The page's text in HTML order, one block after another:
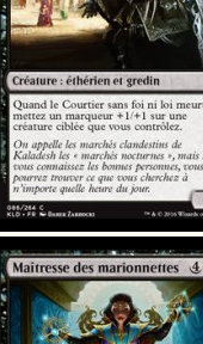
Maîtresse des marionnettes